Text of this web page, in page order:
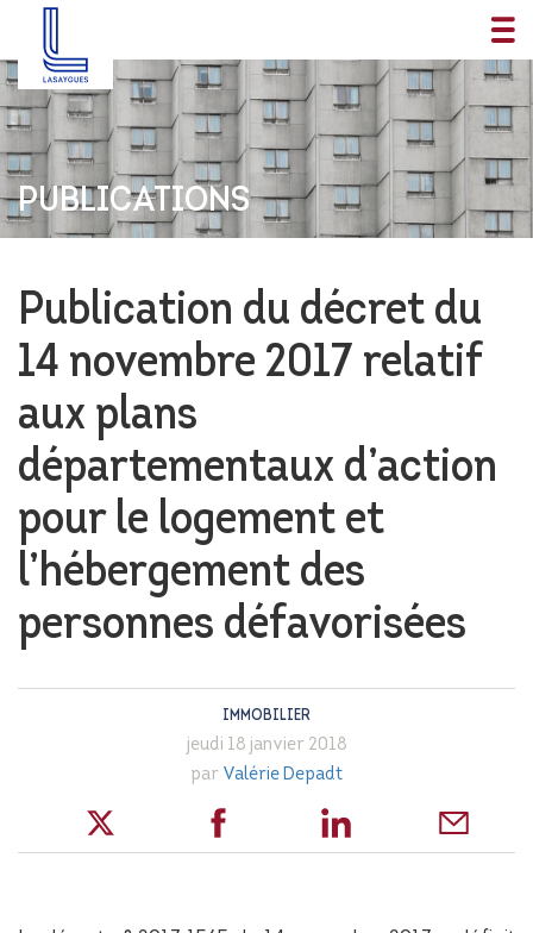
PUBLICATIONS
Publication du décret du
14 novembre 2017 relatif
aux plans
départementaux d’action
pour le logement et
l’hébergement des
personnes défavorisées
IMMOBILIER
jeudi 18 janvier 2018
par Valérie Depadt